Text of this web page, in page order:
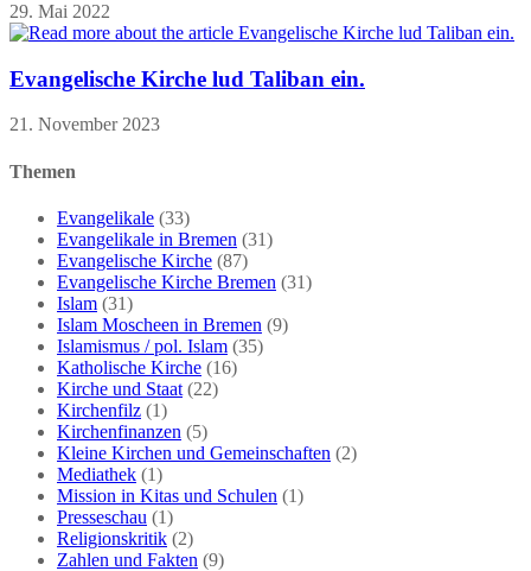
29. Mai 2022
Evangelische Kirche lud Taliban ein.
21. November 2023
Themen
Evangelikale (33)
Evangelikale in Bremen (31)
Evangelische Kirche (87)
Evangelische Kirche Bremen (31)
Islam (31)
Islam Moscheen in Bremen (9)
Islamismus / pol. Islam (35)
Katholische Kirche (16)
Kirche und Staat (22)
Kirchenfilz (1)
Kirchenfinanzen (5)
Kleine Kirchen und Gemeinschaften (2)
Mediathek (1)
Mission in Kitas und Schulen (1)
Presseschau (1)
Religionskritik (2)
Zahlen und Fakten (9)